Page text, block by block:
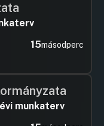
15másodperc
munkaterv